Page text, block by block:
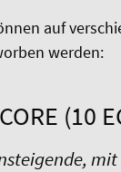
auf
werden:
CORE (10